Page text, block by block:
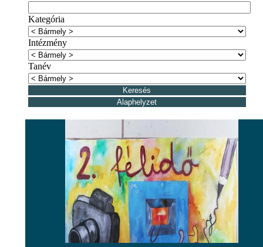
Kategória
Intézmény
Tanév